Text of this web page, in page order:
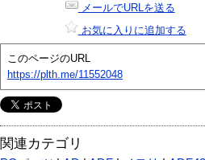
メールでURLを送る
お気に入りに追加する
このページのURL
https://plth.me/11552048
関連カテゴリ